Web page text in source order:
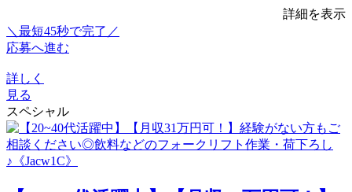
詳細を表示
＼最短45秒で完了／
応募へ進む
詳しく
見る
スペシャル